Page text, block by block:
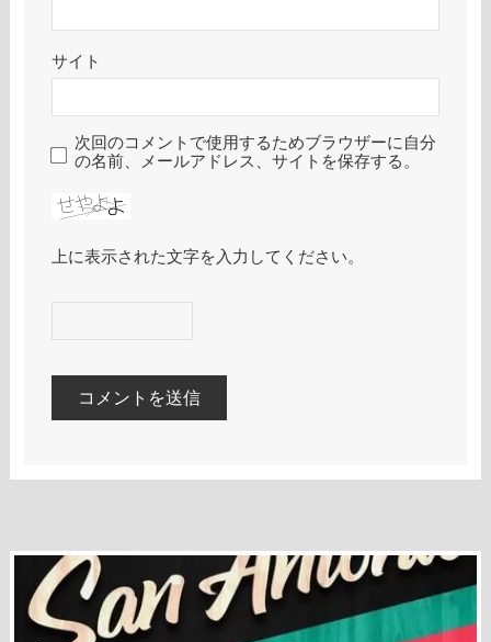
サイト
次回のコメントで使用するためブラウザーに自分
の名前、メールアドレス、サイトを保存する。
上に表示された文字を入力してください。